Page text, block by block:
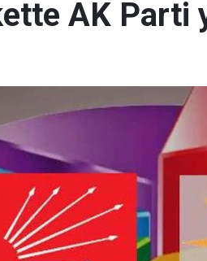
AK Parti